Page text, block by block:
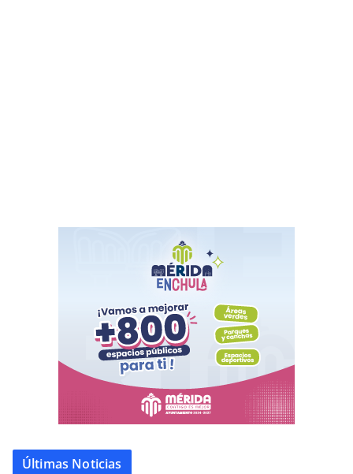
Últimas Noticias